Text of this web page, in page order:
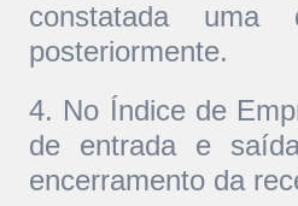
constatada uma
posteriormente.
4. No Índice de
de entrada e
encerramento da